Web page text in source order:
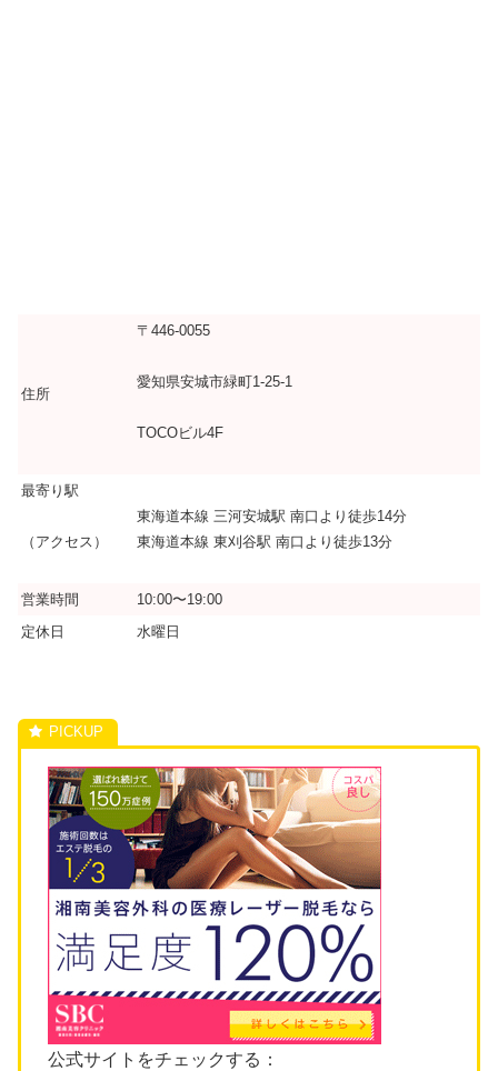
住所
〒446-0055
愛知県安城市緑町1-25-1
TOCOビル4F
最寄り駅
（アクセス）
東海道本線 三河安城駅 南口より徒歩14分
東海道本線 東刈谷駅 南口より徒歩13分
営業時間
10:00〜19:00
定休日
水曜日
公式サイトをチェックする：